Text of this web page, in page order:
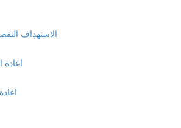
الاستهداف
اعادة